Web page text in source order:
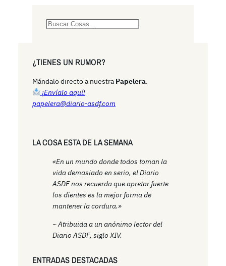
S
r
h
¿TIENES UN RUMOR?
Mándalo directo a nuestra Papelera.
¡Envíalo aquí!
papelera@diario-asdf.com
LA COSA ESTA DE LA SEMANA
«En un mundo donde todos toman la
vida demasiado en serio, el Diario
ASDF nos recuerda que apretar fuerte
los dientes es la mejor forma de
mantener la cordura.»
~ Atribuida a un anónimo lector del
Diario ASDF, siglo XIV.
ENTRADAS DESTACADAS